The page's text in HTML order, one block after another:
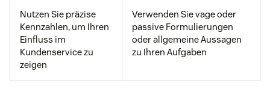
Nutzen Sie präzise
Kennzahlen, um Ihren
Einfluss im
Kundenservice zu
zeigen
Verwenden Sie vage oder
passive Formulierungen
oder allgemeine Aussagen
zu Ihren Aufgaben